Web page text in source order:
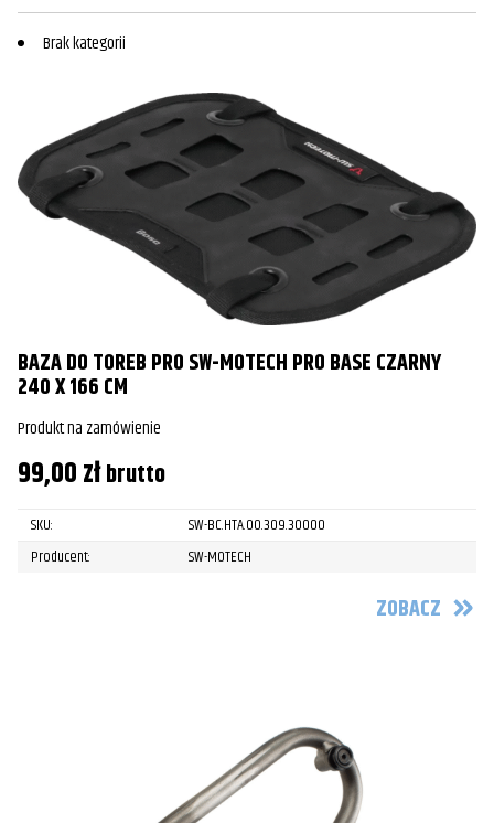
Brak kategorii
BAZA DO TOREB PRO SW-MOTECH PRO BASE CZARNY
240 X 166 CM
Produkt na zamówienie
99,00złbrutto
SKU:
SW-BC.HTA.00.309.30000
Producent:
SW-MOTECH
ZOBACZ